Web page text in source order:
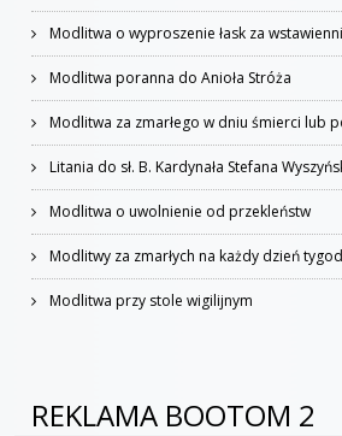
Modlitwa o wyproszenie łask za
Modlitwa poranna do Anioła Stróża
Modlitwa za zmarłego w dniu śmierci lub
Litania do sł. B. Kardynała Stefana
Modlitwa o uwolnienie od przekleństw
Modlitwy za zmarłych na każdy dzień
Modlitwa przy stole wigilijnym
REKLAMA BOOTOM 2